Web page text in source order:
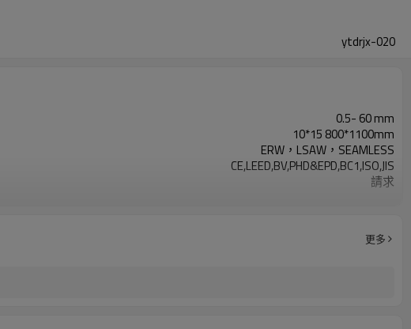
ytdrjx-020
0.5- 60 mm
10*15 800*1100mm
ERW，LSAW，SEAMLESS
CE,LEED,BV,PHD&EPD,BC1,ISO,JIS
請求
2-5噸
更多